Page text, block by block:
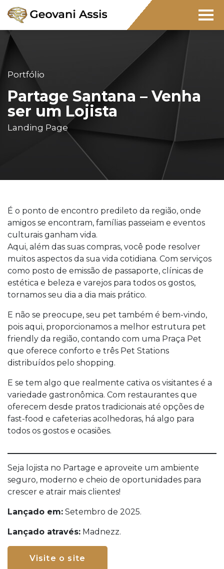
Portfólio
Partage Santana – Venha
ser um Lojista
Landing Page
É o ponto de encontro predileto da região, onde
amigos se encontram, famílias passeiam e eventos
culturais ganham vida.
Aqui, além das suas compras, você pode resolver
muitos aspectos da sua vida cotidiana. Com serviços
como posto de emissão de passaporte, clínicas de
estética e beleza e varejos para todos os gostos,
tornamos seu dia a dia mais prático.
E não se preocupe, seu pet também é bem-vindo,
pois aqui, proporcionamos a melhor estrutura pet
friendly da região, contando com uma Praça Pet
que oferece conforto e três Pet Stations
distribuídos pelo shopping.
E se tem algo que realmente cativa os visitantes é a
variedade gastronômica. Com restaurantes que
oferecem desde pratos tradicionais até opções de
fast-food e cafeterias acolhedoras, há algo para
todos os gostos e ocasiões.
Seja lojista no Partage e aproveite um ambiente
seguro, moderno e cheio de oportunidades para
crescer e atrair mais clientes!
Lançado em: Setembro de 2025.
Lançado através: Madnezz.
Visite o site